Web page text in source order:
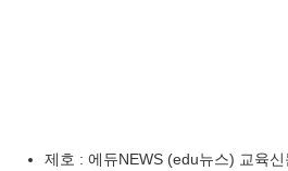
제호 : 에듀NEWS (edu뉴스) 교육